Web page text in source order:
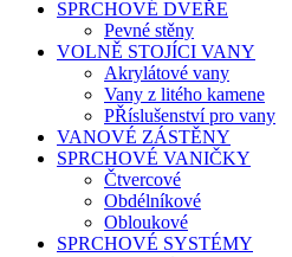
SPRCHOVÉ DVEŘE
Pevné stěny
VOLNĚ STOJÍCI VANY
Akrylátové vany
Vany z litého kamene
PŘíslušenství pro vany
VANOVÉ ZÁSTĚNY
SPRCHOVÉ VANIČKY
Čtvercové
Obdélníkové
Obloukové
SPRCHOVÉ SYSTÉMY